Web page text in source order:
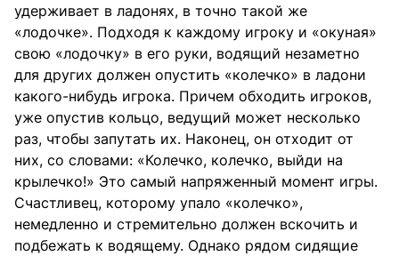
удерживает в ладонях, в точно такой же
«лодочке». Подходя к каждому игроку и «окуная»
свою «лодочку» в его руки, водящий незаметно
для других должен опустить «колечко» в ладони
какого-нибудь игрока. Причем обходить игроков,
уже опустив кольцо, ведущий может несколько
раз, чтобы запутать их. Наконец, он отходит от
них, со словами: «Колечко, колечко, выйди на
крылечко!» Это самый напряженный момент игры.
Счастливец, которому упало «колечко»,
немедленно и стремительно должен вскочить и
подбежать к водящему. Однако рядом сидящие